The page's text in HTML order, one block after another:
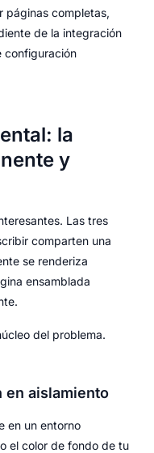
páginas completas,
de la integración
configuración
la
y
Las tres
comparten una
se renderiza
ensamblada
del problema.
en aislamiento
en un entorno
el color de fondo de tu